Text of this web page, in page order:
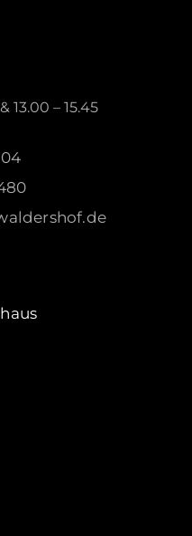
13.00 – 15.45